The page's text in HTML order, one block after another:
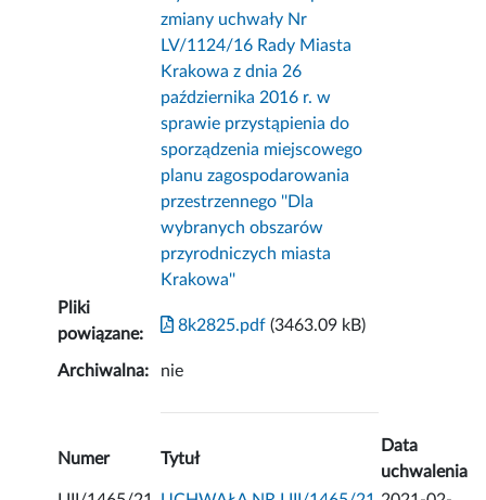
zmiany uchwały Nr
LV/1124/16 Rady Miasta
Krakowa z dnia 26
października 2016 r. w
sprawie przystąpienia do
sporządzenia miejscowego
planu zagospodarowania
przestrzennego ''Dla
wybranych obszarów
przyrodniczych miasta
Krakowa''
Pliki
powiązane:
8k2825.pdf (3463.09 kB)
Archiwalna: nie
Numer Tytuł
Data
uchwalenia